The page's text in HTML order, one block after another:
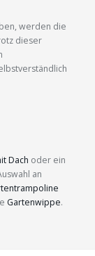
werden die
dieser
Dach oder ein
an
Gartenwippe.